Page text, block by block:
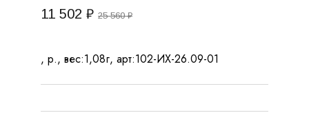
11 502 ₽ 25 560 ₽
, р., вес:1,08г, арт:102-ИХ-26.09-01